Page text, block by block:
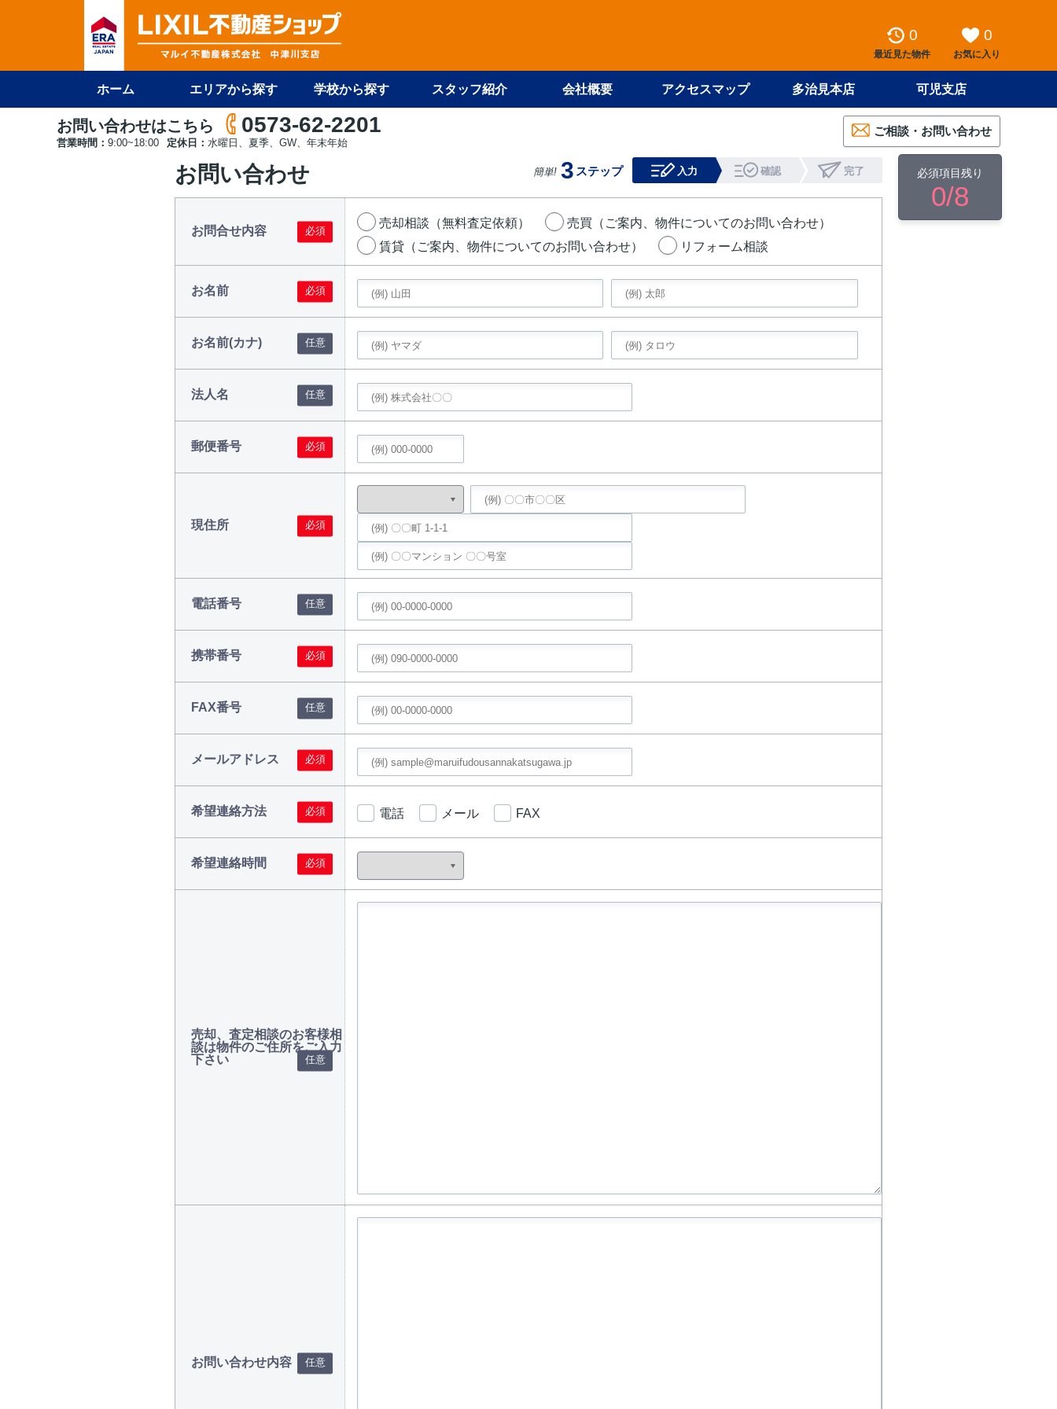
0
最近見た物件
0
お気に入り
ホーム エリアから探す 学校から探す スタッフ紹介 会社概要 アクセスマップ 多治見本店 可児支店
お問い合わせはこちら 0573-62-2201
営業時間： 9:00~18:00 定休日： 水曜日、夏季、GW、年末年始
ご相談・お問い合わせ
お問い合わせ 簡単! 3 ステップ 入力 確認 完了
お問合せ内容
売却相談（無料査定依頼）
売買（ご案内、物件についてのお問い合わせ）
賃貸（ご案内、物件についてのお問い合わせ）
リフォーム相談
お名前
お名前(カナ)
法人名
郵便番号
現住所
電話番号
携帯番号
FAX番号
メールアドレス
希望連絡方法 電話 メール FAX
希望連絡時間
売却、査定相談のお客様相
談は物件のご住所をご入力
下さい
お問い合わせ内容
必須項目残り
0/8